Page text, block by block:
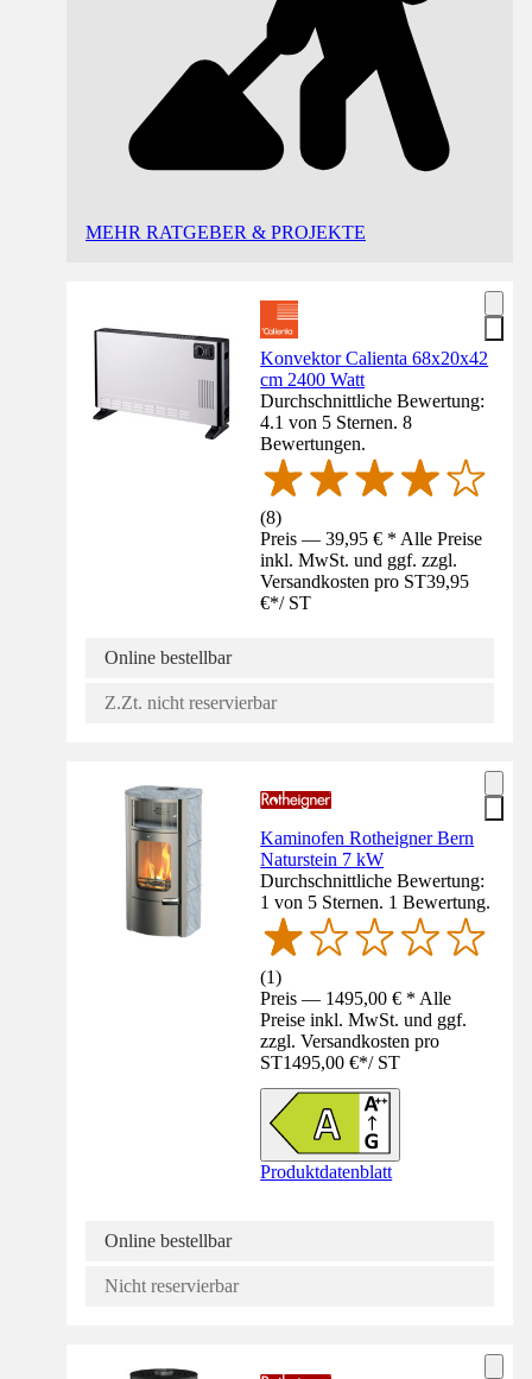
MEHR RATGEBER & PROJEKTE
Konvektor Calienta 68x20x42
cm 2400 Watt
Durchschnittliche Bewertung:
4.1 von 5 Sternen. 8
Bewertungen.
(8)
Preis — 39,95 € * Alle Preise
inkl. MwSt. und ggf. zzgl.
Versandkosten pro ST39,95
€*/ ST
Online bestellbar
Z.Zt. nicht reservierbar
Kaminofen Rotheigner Bern
Naturstein 7 kW
Durchschnittliche Bewertung:
1 von 5 Sternen. 1 Bewertung.
(1)
Preis — 1495,00 € * Alle
Preise inkl. MwSt. und ggf.
zzgl. Versandkosten pro
ST1495,00 €*/ ST
Produktdatenblatt
Online bestellbar
Nicht reservierbar